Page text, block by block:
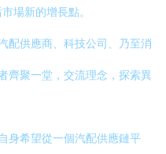
場新的增長點。
配供應商、科技公司、乃至消
齊聚一堂，交流理念，探索異
身希望從一個汽配供應鏈平